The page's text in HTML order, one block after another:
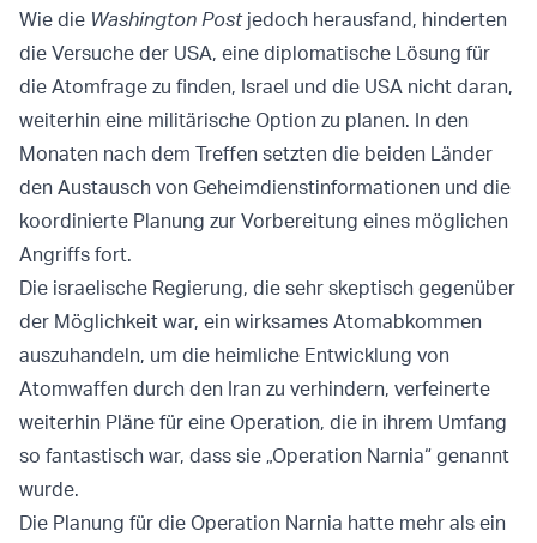
Wie die Washington Postjedoch herausfand, hinderten
die Versuche der USA, eine diplomatische Lösung für
die Atomfrage zu finden, Israel und die USA nicht daran,
weiterhin eine militärische Option zu planen. In den
Monaten nach dem Treffen setzten die beiden Länder
den Austausch von Geheimdienstinformationen und die
koordinierte Planung zur Vorbereitung eines möglichen
Angriffs fort.
Die israelische Regierung, die sehr skeptisch gegenüber
der Möglichkeit war, ein wirksames Atomabkommen
auszuhandeln, um die heimliche Entwicklung von
Atomwaffen durch den Iran zu verhindern, verfeinerte
weiterhin Pläne für eine Operation, die in ihrem Umfang
so fantastisch war, dass sie „Operation Narnia“ genannt
wurde.
Die Planung für die Operation Narnia hatte mehr als ein